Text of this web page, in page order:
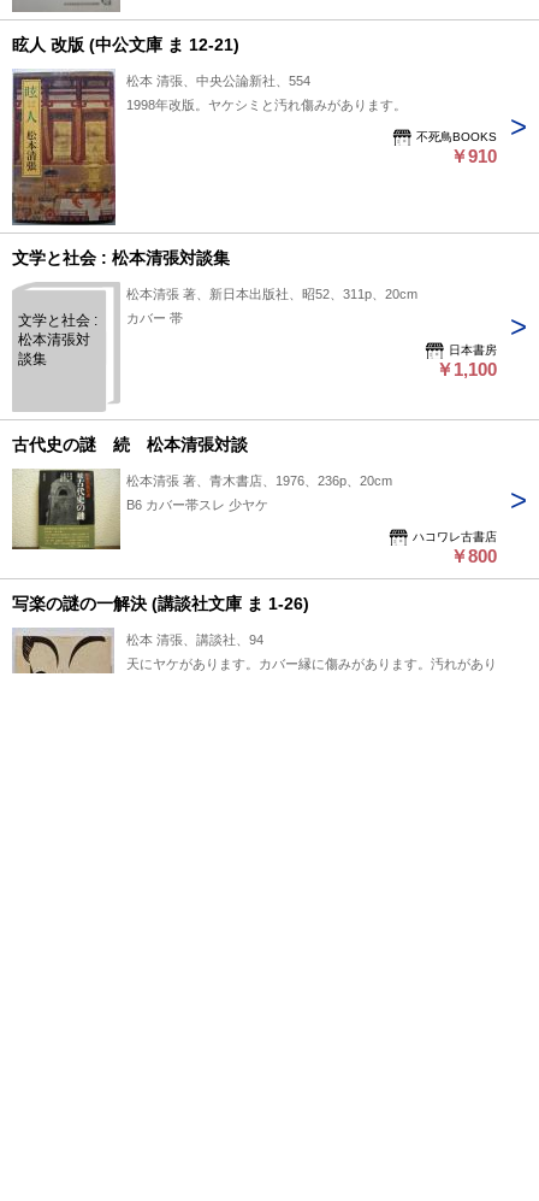
眩人 改版 (中公文庫 ま 12-21)
松本 清張、中央公論新社、554
1998年改版。ヤケシミと汚れ傷みがあります。
不死鳥BOOKS
￥910
文学と社会 : 松本清張対談集
文学と社会 :
松本清張対
談集
松本清張 著、新日本出版社、昭52、311p、20cm
カバー 帯
日本書房
￥1,100
古代史の謎 続 松本清張対談
松本清張 著、青木書店、1976、236p、20cm
B6 カバー帯スレ 少ヤケ
ハコワレ古書店
￥800
写楽の謎の一解決 (講談社文庫 ま 1-26)
松本 清張、講談社、94
天にヤケがあります。カバー縁に傷みがあります。汚れがあり